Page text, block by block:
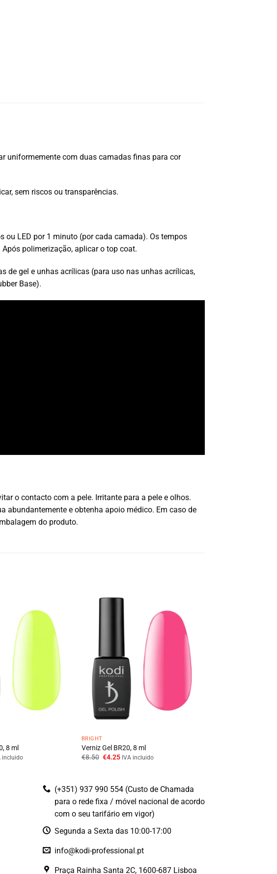
uniformemente com duas camadas finas para cor
sem riscos ou transparências.
LED por 1 minuto (por cada camada). Os tempos
polimerização, aplicar o top coat.
de gel e unhas acrílicas (para uso nas unhas acrílicas,
Base).
o contacto com a pele. Irritante para a pele e olhos.
abundantemente e obtenha apoio médico. Em caso de
do produto.
8 ml
incluido
BRIGHT
Verniz Gel BR20, 8 ml
€8.50 O
€8.50.
€4.25O
€4.25.
IVA incluido
(+351) 937 990 554 (Custo de Chamada
para o rede fixa / móvel nacional de acordo
com o seu tarifário em vigor)
Segunda a Sexta das 10:00-17:00
info@kodi-professional.pt
Praça Rainha Santa 2C, 1600-687 Lisboa